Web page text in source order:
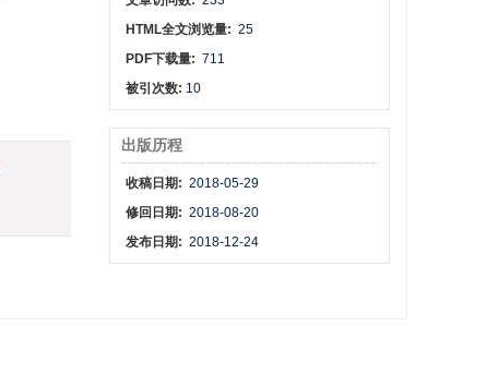
HTML全文浏览量: 25
PDF下载量: 711
被引次数: 10
出版历程
收稿日期: 2018-05-29
修回日期: 2018-08-20
发布日期: 2018-12-24